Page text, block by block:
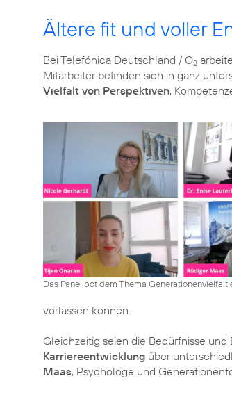
Ältere fit und voller
Bei Telefónica Deutschland / O2
Mitarbeiter befinden sich in ganz
Vielfalt von Perspektiven,
Das Panel bot dem Thema Generationenvielfalt
vorlassen können.
Gleichzeitig seien die Bedürfnisse
Karriereentwicklung über
Maas, Psychologe und